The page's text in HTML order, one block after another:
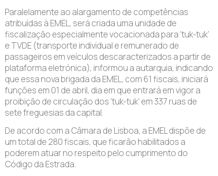
Paralelamente ao alargamento de competências
atribuídas à EMEL, será criada uma unidade de
fiscalização especialmente vocacionada para ‘tuk-tuk’
e TVDE (transporte individual e remunerado de
passageiros em veículos descaracterizados a partir de
plataforma eletrónica), informou a autarquia, indicando
que essa nova brigada da EMEL, com 61 fiscais, iniciará
funções em 01 de abril, dia em que entrará em vigor a
proibição de circulação dos ‘tuk-tuk’ em 337 ruas de
sete freguesias da capital.
De acordo com a Câmara de Lisboa, a EMEL dispõe de
um total de 280 fiscais, que ficarão habilitados a
poderem atuar no respeito pelo cumprimento do
Código da Estrada.